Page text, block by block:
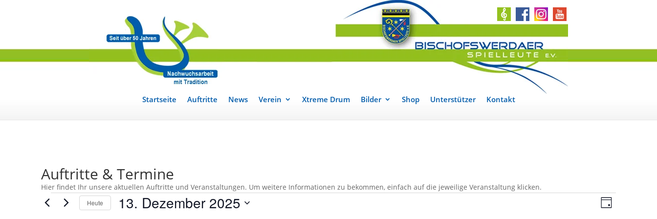
Startseite Auftritte News Verein Xtreme Drum Bilder Shop Unterstützer Kontakt
Auftritte & Termine
Hier findet Ihr unsere aktuellen Auftritte und Veranstaltungen. Um weitere Informationen zu bekommen, einfach auf die jeweilige Veranstaltung klicken.
Veranstaltungen Tag
Heute 13. Dezember 2025